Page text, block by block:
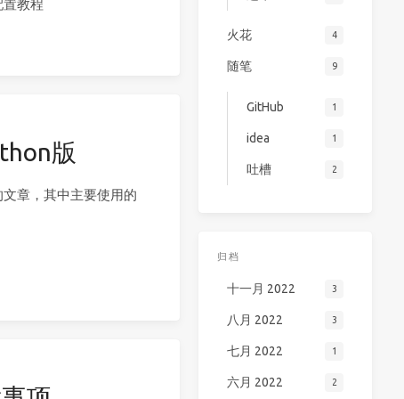
教程
版
章，其中主要使用的
火花 4
随笔 9
GitHub 1
idea 1
吐槽 2
归档
十一月 2022 3
八月 2022 3
七月 2022 1
六月 2022 2